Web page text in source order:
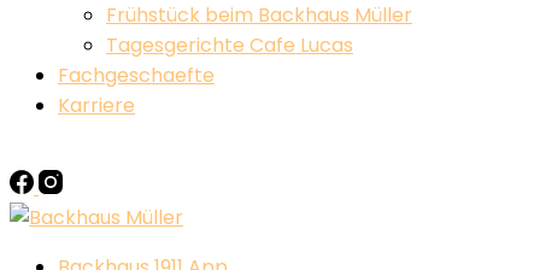
Frühstück beim Backhaus Müller​
Tagesgerichte Cafe Lucas
Fachgeschaefte
Karriere